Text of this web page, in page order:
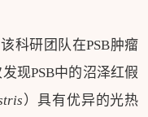
科研团队在PSB肿瘤
现PSB中的沼泽红假
）具有优异的光热